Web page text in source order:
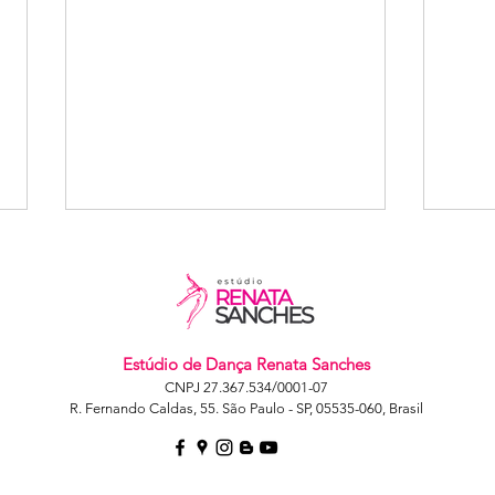
letivo 21/22 -
Estúdio de Dança Renata Sanches
CNPJ 27.367.534/0001-07
R. Fernando Caldas, 55. São Paulo - SP, 05535-060, Brasil